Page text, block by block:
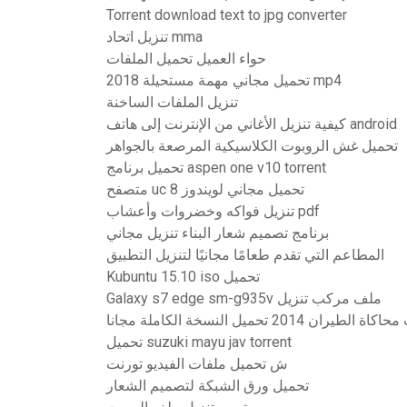
Torrent download text to jpg converter
تنزيل اتحاد mma
حواء العميل تحميل الملفات
تحميل مجاني مهمة مستحيلة 2018 mp4
تنزيل الملفات الساخنة
كيفية تنزيل الأغاني من الإنترنت إلى هاتف android
تحميل غش الروبوت الكلاسيكية المرصعة بالجواهر
تحميل برنامج aspen one v10 torrent
متصفح uc تحميل مجاني لويندوز 8
تنزيل فواكه وخضروات وأعشاب pdf
برنامج تصميم شعار البناء تنزيل مجاني
المطاعم التي تقدم طعامًا مجانيًا لتنزيل التطبيق
Kubuntu 15.10 iso تحميل
Galaxy s7 edge sm-g935v ملف مركب تنزيل
تحميل النسخة الكاملة مجانا
تحميل suzuki mayu jav torrent
ش تحميل ملفات الفيديو تورنت
تحميل ورق الشبكة لتصميم الشعار